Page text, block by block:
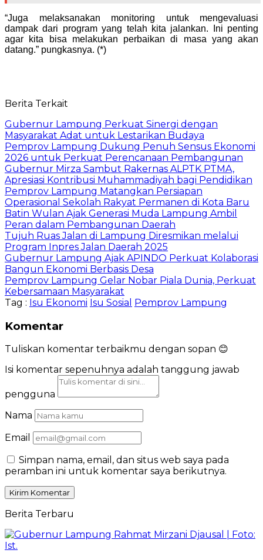
“Juga melaksanakan monitoring untuk mengevaluasi
dampak dari program yang telah kita jalankan. Ini penting
agar kita bisa melakukan perbaikan di masa yang akan
datang.” pungkasnya. (*)
Berita Terkait
Gubernur Lampung Perkuat Sinergi dengan
Masyarakat Adat untuk Lestarikan Budaya
Pemprov Lampung Dukung Penuh Sensus Ekonomi
2026 untuk Perkuat Perencanaan Pembangunan
Gubernur Mirza Sambut Rakernas ALPTK PTMA,
Apresiasi Kontribusi Muhammadiyah bagi Pendidikan
Pemprov Lampung Matangkan Persiapan
Operasional Sekolah Rakyat Permanen di Kota Baru
Batin Wulan Ajak Generasi Muda Lampung Ambil
Peran dalam Pembangunan Daerah
Tujuh Ruas Jalan di Lampung Diresmikan melalui
Program Inpres Jalan Daerah 2025
Gubernur Lampung Ajak APINDO Perkuat Kolaborasi
Bangun Ekonomi Berbasis Desa
Pemprov Lampung Gelar Nobar Piala Dunia, Perkuat
Kebersamaan Masyarakat
Tag : Isu Ekonomi Isu Sosial Pemprov Lampung
Komentar
Tuliskan komentar terbaikmu dengan sopan 😊
Isi komentar sepenuhnya adalah tanggung jawab
pengguna
Nama
Email
Simpan nama, email, dan situs web saya pada
peramban ini untuk komentar saya berikutnya.
Berita Terbaru